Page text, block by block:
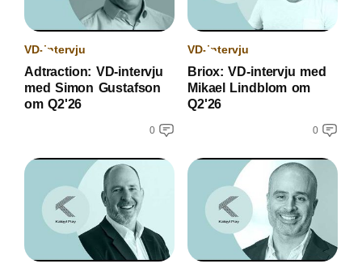
VD-intervju
Adtraction: VD-intervju
med Simon Gustafson
om Q2'26
0
VD-intervju
Briox: VD-intervju med
Mikael Lindblom om
Q2'26
0